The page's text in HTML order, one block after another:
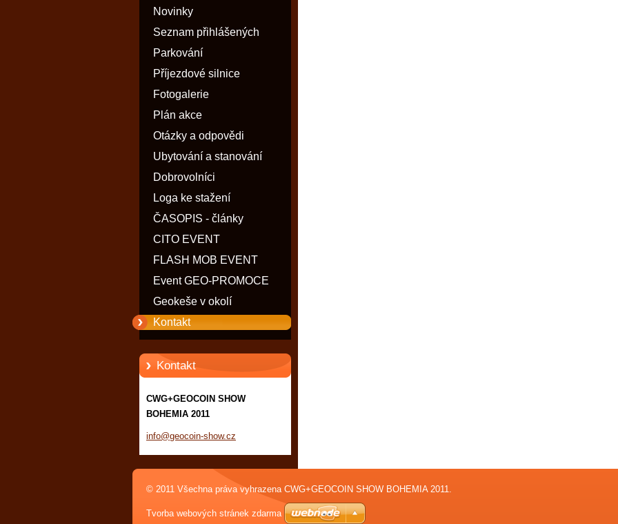
Novinky
Seznam přihlášených
Parkování
Příjezdové silnice
Fotogalerie
Plán akce
Otázky a odpovědi
Ubytování a stanování
Dobrovolníci
Loga ke stažení
ČASOPIS - články
CITO EVENT
FLASH MOB EVENT
Event GEO-PROMOCE
Geokeše v okolí
Kontakt
Kontakt
CWG+GEOCOIN SHOW
BOHEMIA 2011
info@geocoin-show.cz
© 2011 Všechna práva vyhrazena CWG+GEOCOIN SHOW BOHEMIA 2011.
Tvorba webových stránek zdarma